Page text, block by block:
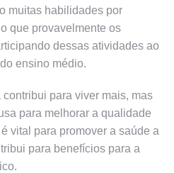
muitas habilidades por
que provavelmente os
dessas atividades ao
ensino médio.
para viver mais, mas
para melhorar a qualidade
vital para promover a saúde a
para benefícios para a